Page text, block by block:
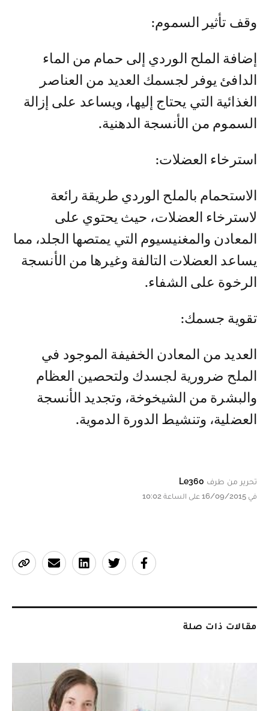
وقف تأثير السموم:
إضافة الملح الوردي إلى حمام من الماء
الدافئ يوفر لجسمك العديد من العناصر
الغذائية التي يحتاج إليها، ويساعد على إزالة
السموم من الأنسجة الدهنية.
استرخاء العضلات:
الاستحمام بالملح الوردي طريقة رائعة
لاسترخاء العضلات، حيث يحتوي على
المعادن والمغنيسيوم التي يمتصها الجلد، مما
يساعد العضلات التالفة وغيرها من الأنسجة
الرخوة على الشفاء.
تقوية جسمك:
العديد من المعادن الخفيفة الموجود في
الملح ضرورية لجسدك ولتحصين العظام
والبشرة من الشيخوخة، وتجديد الأنسجة
العضلية، وتنشيط الدورة الدموية.
تحرير من طرف Le360
في 16/09/2015 على الساعة 10:02
مقالات ذات صلة